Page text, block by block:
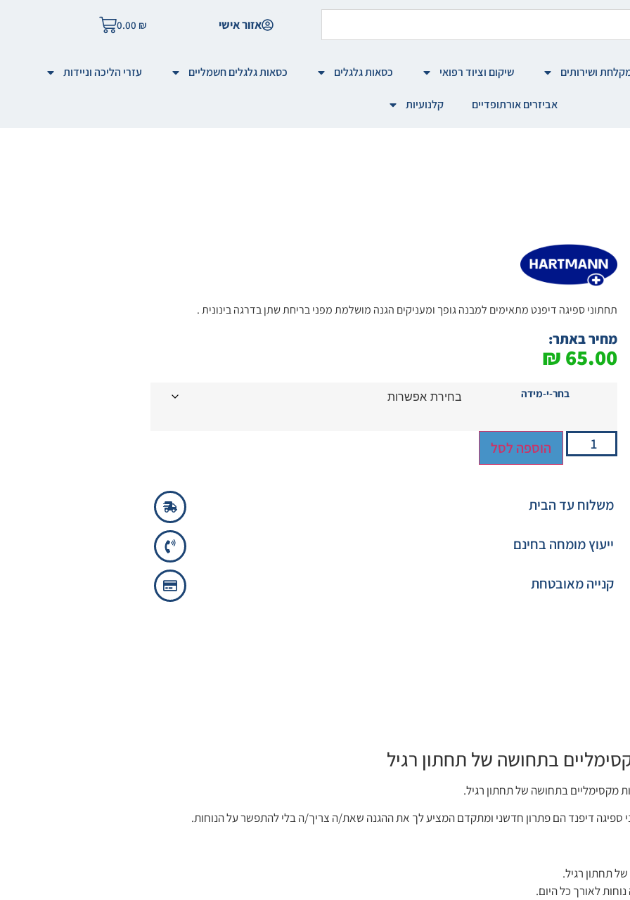
אזור אישי 0.00 ₪
ושירותים שיקום וציוד רפואי כסאות גלגלים כסאות גלגלים חשמליים עזרי הליכה וניידות
אביזרים אורתופדיים קלנועיות
תחתוני ספיגה דיפנט מתאימים למבנה גופך ומעניקים הגנה מושלמת מפני בריחת שתן בדרגה בינונית .
מחיר באתר:
65.00
₪
בחר-י-מידה
הוספה לסל
משלוח עד הבית
ייעוץ מומחה בחינם
קנייה מאובטחת
בתחושה של תחתון רגיל
מקסימליים בתחושה של תחתון רגיל.
ספיגה דיפנד הם פתרון חדשני ומתקדם המציע לך את ההגנה שאת/ה צריך/ה בלי להתפשר על הנוחות.
תחתון רגיל.
לאורך כל היום.